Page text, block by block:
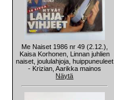
Me Naiset 1986 nr 49 (2.12.),
Kaisa Korhonen, Linnan juhlien
naiset, joululahjoja, huippuneuleet
- Krizian, Aarikka mainos
Näytä